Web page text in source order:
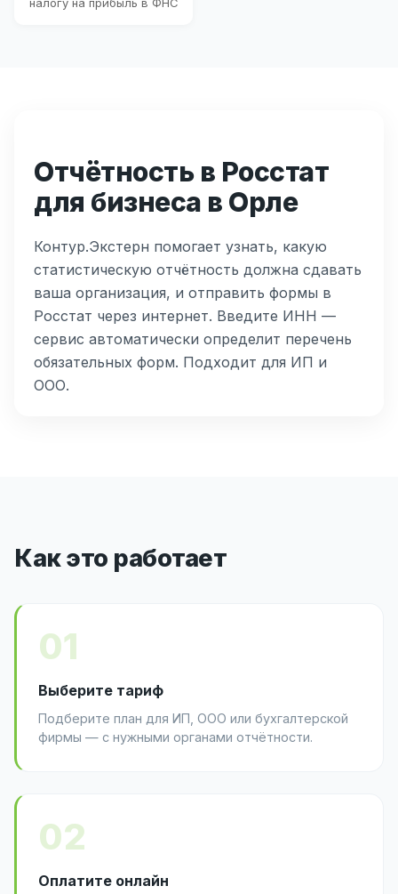
Отчётность в Росстат
для бизнеса в Орле
Контур.Экстерн помогает узнать, какую
статистическую отчётность должна сдавать
ваша организация, и отправить формы в
Росстат через интернет. Введите ИНН —
сервис автоматически определит перечень
обязательных форм. Подходит для ИП и
ООО.
Как это работает
01
Выберите тариф
Подберите план для ИП, ООО или бухгалтерской
фирмы — с нужными органами отчётности.
02
Оплатите онлайн